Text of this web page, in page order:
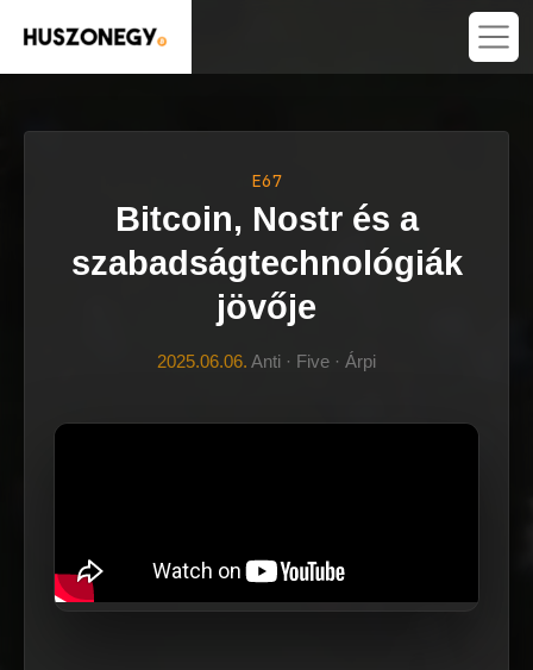
E67
Bitcoin, Nostr és a
szabadságtechnológiák
jövője
2025.06.06. Anti · Five · Árpi